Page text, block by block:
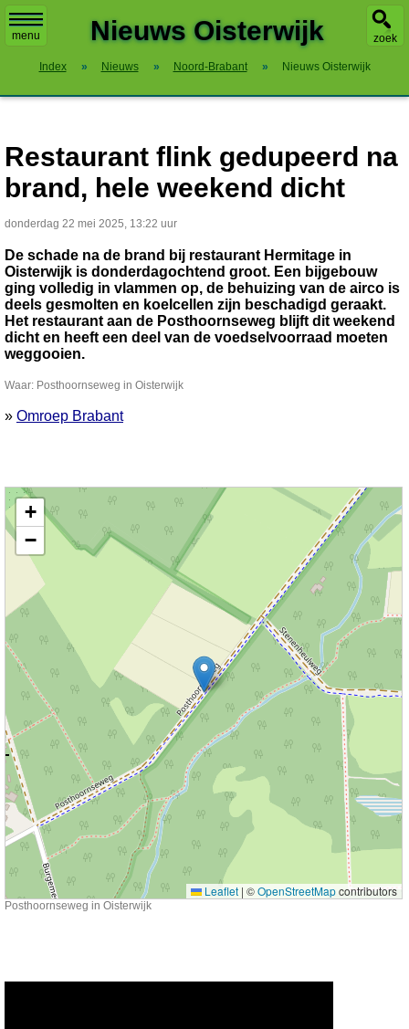
menu zoek
Nieuws Oisterwijk
Index » Nieuws » Noord-Brabant » Nieuws Oisterwijk
Restaurant flink gedupeerd na
brand, hele weekend dicht
donderdag 22 mei 2025, 13:22 uur
De schade na de brand bij restaurant Hermitage in
Oisterwijk is donderdagochtend groot. Een bijgebouw
ging volledig in vlammen op, de behuizing van de airco is
deels gesmolten en koelcellen zijn beschadigd geraakt.
Het restaurant aan de Posthoornseweg blijft dit weekend
dicht en heeft een deel van de voedselvoorraad moeten
weggooien.
Waar: Posthoornseweg in Oisterwijk
» Omroep Brabant
Kaart nieuws Oisterwijk. Locatie nieuws: 51.57870 / 5.23618 Posthoornseweg
+
−
Leaflet | ©OpenStreetMapcontributors
Posthoornseweg in Oisterwijk